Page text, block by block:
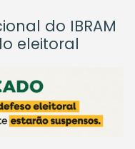
do IBRAM
eleitoral